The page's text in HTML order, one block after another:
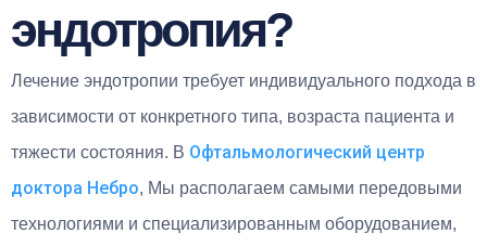
эндотропия?
Лечение эндотропии требует индивидуального подхода в
зависимости от конкретного типа, возраста пациента и
тяжести состояния. В Офтальмологический центр
доктора Небро, Мы располагаем самыми передовыми
технологиями и специализированным оборудованием,